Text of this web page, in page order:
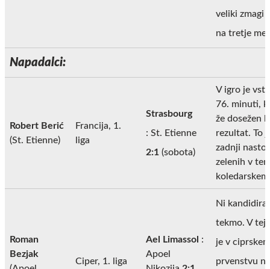
veliki zmagi
na tretje
Napadalci:
Robert Berić
(St. Etienne)
Francija, 1.
liga
Strasbourg
: St. Etienne
2:1 (sobota)
V igro je
76. minuti,
že dosežen
rezultat. To
zadnji
zelenih v
Roman
Bezjak
Ciper, 1. liga
Ael Limassol :
Apoel
Ni kandidiral
tekmo. V tej
je v ciprskem
prvenstvu